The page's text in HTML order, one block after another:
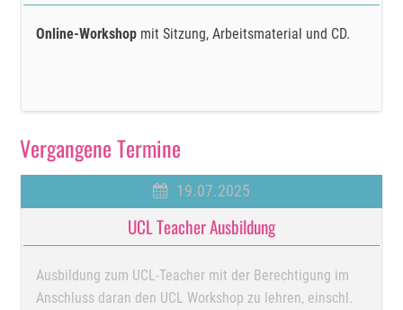
Online-Workshop mit Sitzung, Arbeitsmaterial und CD.
Vergangene Termine
19.07.2025
UCL Teacher Ausbildung
Ausbildung zum UCL-Teacher mit der Berechtigung im
Anschluss daran den UCL Workshop zu lehren, einschl.